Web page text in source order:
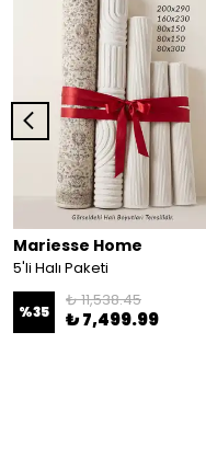
Mariesse Home
5'li Halı Paketi
%35
₺ 11,538.45
₺ 7,499.99